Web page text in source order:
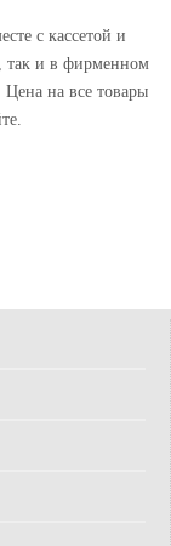
с кассетой и
так и в фирменном
на все товары